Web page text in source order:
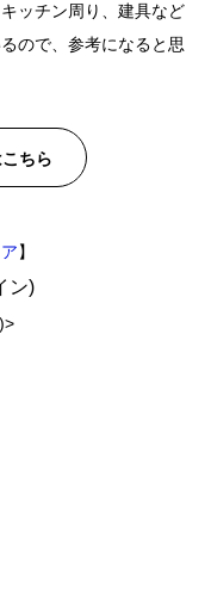
ッチン周り、建具など
ので、参考になると思
ちら
】
ン)